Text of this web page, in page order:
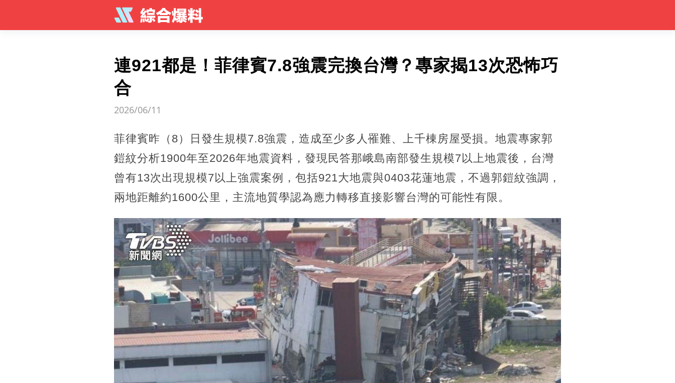
連921都是！菲律賓7.8強震完換台灣？專家揭13次恐怖巧
合
2026/06/11
菲律賓昨（8）日發生規模7.8強震，造成至少多人罹難、上千棟房屋受損。地震專家郭
鎧紋分析1900年至2026年地震資料，發現民答那峨島南部發生規模7以上地震後，台灣
曾有13次出現規模7以上強震案例，包括921大地震與0403花蓮地震，不過郭鎧紋強調，
兩地距離約1600公里，主流地質學認為應力轉移直接影響台灣的可能性有限。